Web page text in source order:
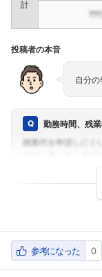
計
投稿者の本音
自分の
勤務時間、残
参考になった 0